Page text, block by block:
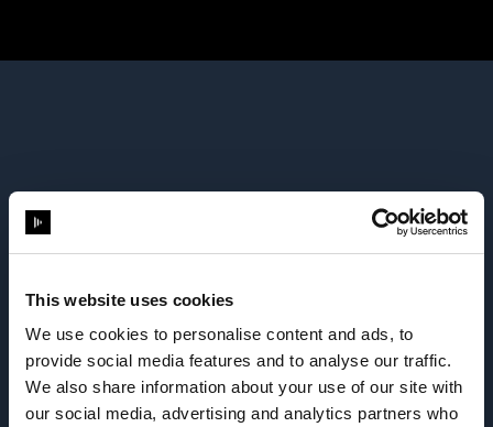
This website uses cookies
We use cookies to personalise content and ads, to
provide social media features and to analyse our traffic.
We also share information about your use of our site with
our social media, advertising and analytics partners who
3Dワークフロ
ーを改善する
準備はできて